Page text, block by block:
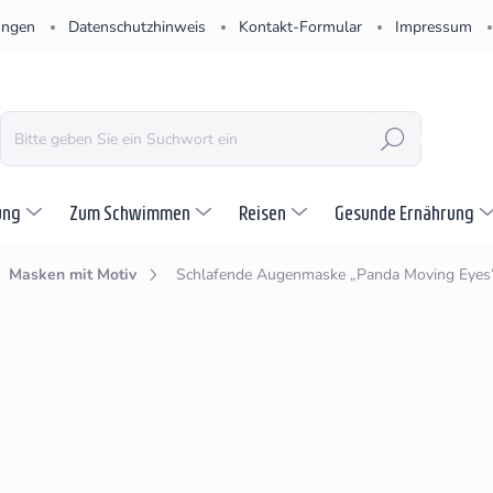
Datenschutzhinweis Kontakt-Formular Impressum
SUCHEN
Zum Schwimmen Reisen Gesunde Ernährung
Masken mit Motiv Schlafende Augenmaske „Panda Moving